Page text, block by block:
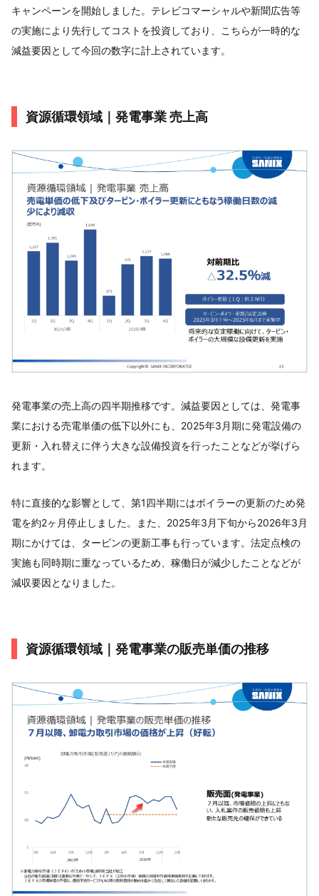
キャンペーンを開始しました。テレビコマーシャルや新聞広告等
の実施により先行してコストを投資しており、こちらが一時的な
減益要因として今回の数字に計上されています。
資源循環領域｜発電事業 売上高
発電事業の売上高の四半期推移です。減益要因としては、発電事
業における売電単価の低下以外にも、2025年3月期に発電設備の
更新・入れ替えに伴う大きな設備投資を行ったことなどが挙げら
れます。
特に直接的な影響として、第1四半期にはボイラーの更新のため発
電を約2ヶ月停止しました。また、2025年3月下旬から2026年3月
期にかけては、タービンの更新工事も行っています。法定点検の
実施も同時期に重なっているため、稼働日が減少したことなどが
減収要因となりました。
資源循環領域｜発電事業の販売単価の推移